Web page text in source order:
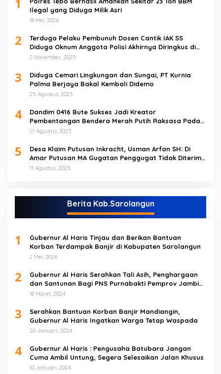
Ilegal yang Diduga Milik Asri
18 Mei, 2026
2
Terduga Pelaku Pembunuh Dosen Cantik IAK SS
Diduga Oknum Anggota Polisi Akhirnya Diringkus di
Tebo Tengah
2 November, 2025
3
Diduga Cemari Lingkungan dan Sungai, PT Kurnia
Palma Berjaya Bakal Kembali Didemo
25 Agustus, 2025
4
Dandim 0416 Bute Sukses Jadi Kreator
Pembentangan Bendera Merah Putih Raksasa Pada
Peringatan HUT RI ke 80 di Tebo
17 Agustus, 2025
5
Desa Klaim Putusan Inkracht, Usman Arfan SH: Di
Amar Putusan MA Gugatan Penggugat Tidak Diterima
(NO)
11 Agustus, 2025
Berita Kab.Sarolangun
1
Gubernur Al Haris Tinjau dan Berikan Bantuan
Korban Terdampak Banjir di Kabupaten Sarolangun
2 Mei, 2026
2
Gubernur Al Haris Serahkan Tali Asih, Penghargaan
dan Santunan Bagi PNS Purnabakti Pemprov Jambi
Yang Berada di Sarolangun
18 Maret, 2024
3
Serahkan Bantuan Korban Banjir Mandiangin,
Gubernur Al Haris Ingatkan Warga Tetap Waspada
20 Januari, 2024
4
Gubernur Al Haris : Pengusaha Batubara Jangan
Cuma Ambil Untung, Segera Selesaikan Jalan Khusus
10 Januari, 2024